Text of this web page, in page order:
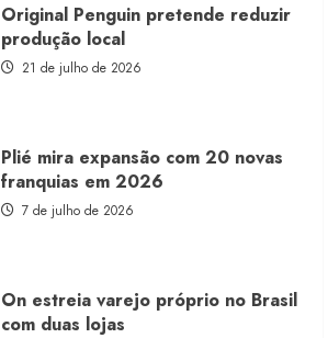
Original Penguin pretende reduzir
produção local
21 de julho de 2026
Plié mira expansão com 20 novas
franquias em 2026
7 de julho de 2026
On estreia varejo próprio no Brasil
com duas lojas